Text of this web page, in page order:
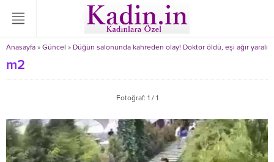
Anasayfa » Güncel » Düğün salonunda kahreden olay! Doktor öldü, eşi ağır yaralı
m2
Fotoğraf: 1 / 1